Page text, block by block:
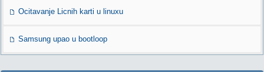
Ocitavanje Licnih karti u linuxu
Samsung upao u bootloop